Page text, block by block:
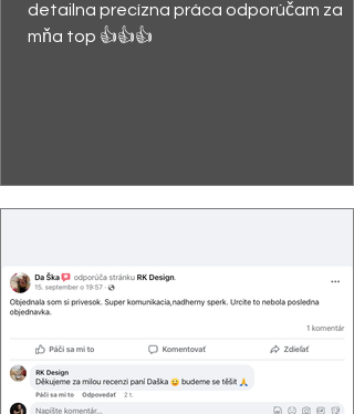
detailna precízna práca odporúčam za
mňa top 👍👍👍